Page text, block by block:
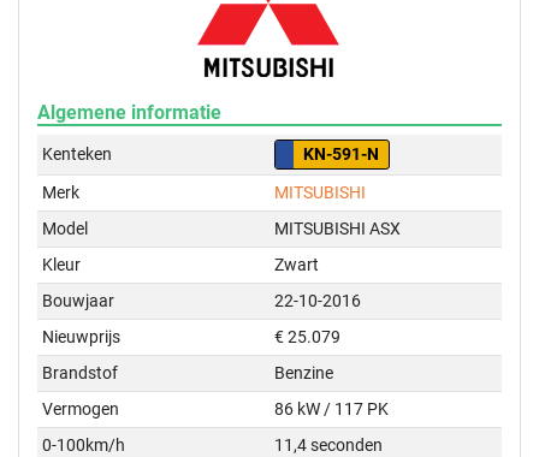
Algemene informatie
Kenteken
KN-591-N
Merk
MITSUBISHI
Model
MITSUBISHI ASX
Kleur
Zwart
Bouwjaar
22-10-2016
Nieuwprijs
€ 25.079
Brandstof
Benzine
Vermogen
86 kW / 117 PK
0-100km/h
11,4 seconden